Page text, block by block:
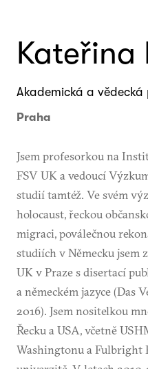
Kateřina
Akademická a vědecká
Praha
Jsem profesorkou na
FSV UK a vedoucí
studií tamtéž. Ve svém
holocaust, řeckou
migraci, poválečnou
studiích v Německu jsem
UK v Praze s disertací
a německém jazyce (Das
2016). Jsem nositelkou
Řecku a USA, včetně
Washingtonu a Fulbright